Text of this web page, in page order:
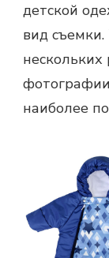
детской
вид съемки.
нескольких
наиболее